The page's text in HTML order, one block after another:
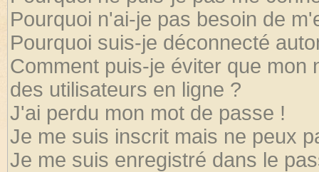
Pourquoi n'ai-je pas besoin de
Pourquoi suis-je déconnecté
Comment puis-je éviter que mon
des utilisateurs en ligne ?
J'ai perdu mon mot de passe !
Je me suis inscrit mais ne peux
Je me suis enregistré dans le